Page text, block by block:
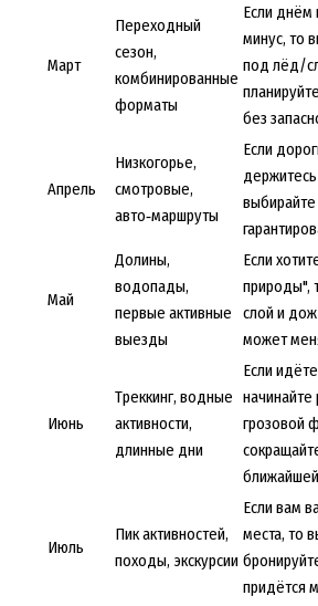
Март
Переходный
сезон,
комбинированные
форматы
Если днём
минус, то
под лёд/
без
Апрель
Низкогорье,
смотровые,
авто‑маршруты
Если
Май
Долины,
водопады,
первые активные
выезды
Если
природы",
слой и
может
Июнь
Треккинг, водные
активности,
длинные дни
Если
начинайте
грозовой
Июль
Пик активностей,
походы, экскурсии
Если вам
места, то
придётся